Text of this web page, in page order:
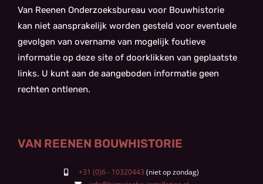
Van Reenen Onderzoeksbureau voor Bouwhistorie
kan niet aansprakelijk worden gesteld voor eventuele
gevolgen van overname van mogelijk foutieve
informatie op deze site of doorklikken van geplaatste
links. U kunt aan de aangeboden informatie geen
rechten ontlenen.
VAN REENEN BOUWHISTORIE
+31 (0)6 - 10320443